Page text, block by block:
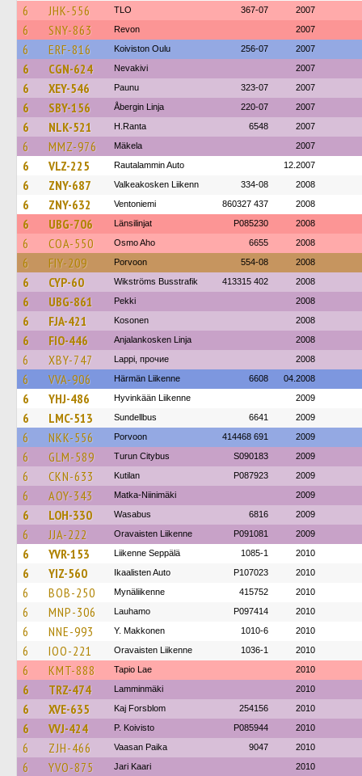
6 JHK-556 TLO 367-07 2007
6 SNY-863 Revon 2007
6 ERF-816 Koiviston Oulu 256-07 2007
6 CGN-624 Nevakivi 2007
6 XEY-546 Paunu 323-07 2007
6 SBY-156 Åbergin Linja 220-07 2007
6 NLK-521 H.Ranta 6548 2007
6 MMZ-976 Mäkela 2007
6 VLZ-225 Rautalammin Auto 12.2007
6 ZNY-687 Valkeakosken Liikenn 334-08 2008
6 ZNY-632 Ventoniemi 860327 437 2008
6 UBG-706 Länsilinjat P085230 2008
6 COA-550 Osmo Aho 6655 2008
6 FIY-209 Porvoon 554-08 2008
6 CYP-60 Wikströms Busstrafik 413315 402 2008
6 UBG-861 Pekki 2008
6 FJA-421 Kosonen 2008
6 FIO-446 Anjalankosken Linja 2008
6 XBY-747 Lappi, прочие 2008
6 VVA-906 Härmän Liikenne 6608 04.2008
6 YHJ-486 Hyvinkään Liikenne 2009
6 LMC-513 Sundellbus 6641 2009
6 NKK-556 Porvoon 414468 691 2009
6 GLM-589 Turun Citybus S090183 2009
6 CKN-633 Kutilan P087923 2009
6 AOY-343 Matka-Niinimäki 2009
6 LOH-330 Wasabus 6816 2009
6 JJA-222 Oravaisten Liikenne P091081 2009
6 YVR-153 Liikenne Seppälä 1085-1 2010
6 YIZ-560 Ikaalisten Auto P107023 2010
6 BOB-250 Mynäliikenne 415752 2010
6 MNP-306 Lauhamo P097414 2010
6 NNE-993 Y. Makkonen 1010-6 2010
6 IOO-221 Oravaisten Liikenne 1036-1 2010
6 KMT-888 Tapio Lae 2010
6 TRZ-474 Lamminmäki 2010
6 XVE-635 Kaj Forsblom 254156 2010
6 VVJ-424 P. Koivisto P085944 2010
6 ZJH-466 Vaasan Paika 9047 2010
6 YVO-875 Jari Kaari 2010